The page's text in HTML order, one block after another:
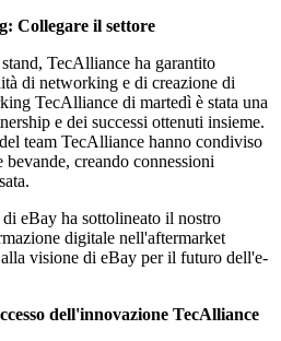
Collegare il settore
TecAlliance ha garantito
di networking e di creazione di
TecAlliance di martedì è stata una
e dei successi ottenuti insieme.
team TecAlliance hanno condiviso
creando connessioni
eBay ha sottolineato il nostro
digitale nell'aftermarket
visione di eBay per il futuro dell'e-
dell'innovazione TecAlliance